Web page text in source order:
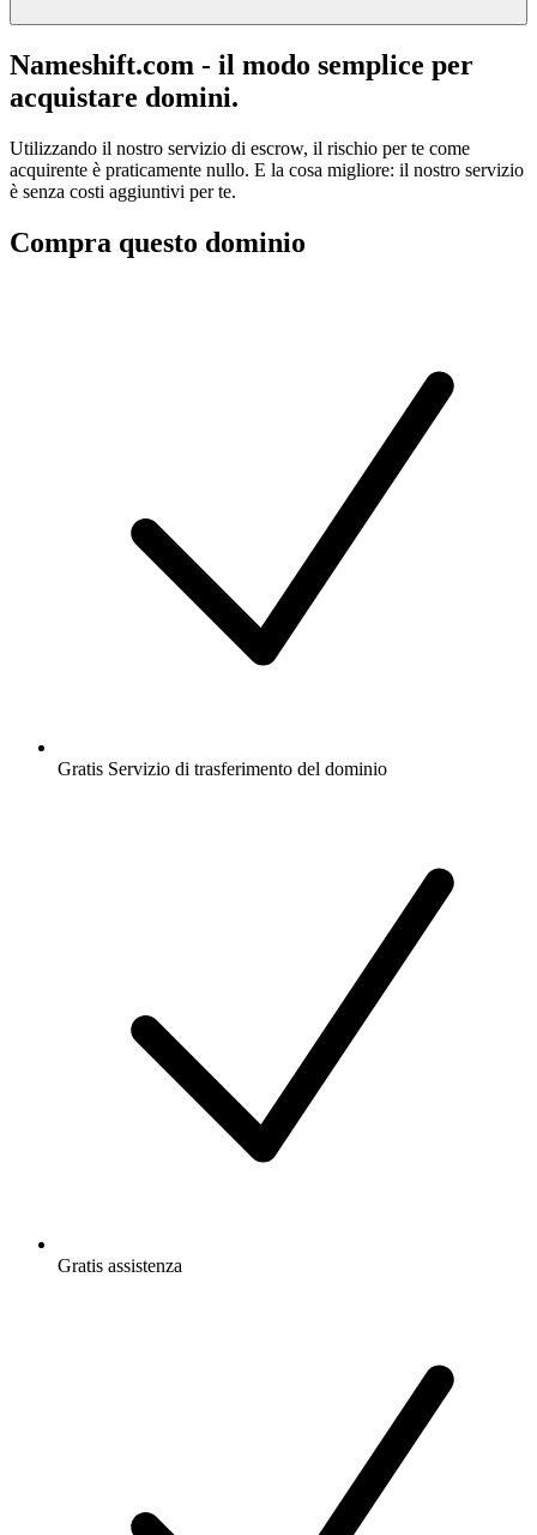
Nameshift.com - il modo semplice per
acquistare domini.
Utilizzando il nostro servizio di escrow, il rischio per te come
acquirente è praticamente nullo. E la cosa migliore: il nostro servizio
è senza costi aggiuntivi per te.
Compra questo dominio
Gratis Servizio di trasferimento del dominio
Gratis assistenza